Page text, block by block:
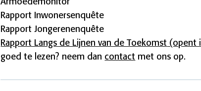
Rapport Inwonersenquête
Rapport Jongerenenquête
Rapport Langs de Lijnen van de Toekomst (opent
goed te lezen? neem dan contact met ons op.